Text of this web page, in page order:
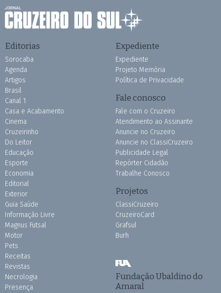
Editorias
Sorocaba
Agenda
Artigos
Brasil
Canal 1
Casa e Acabamento
Cinema
Cruzeirinho
Do Leitor
Educação
Esporte
Economia
Editorial
Exterior
Guia Saúde
Informação Livre
Magnus Futsal
Motor
Pets
Receitas
Revistas
Necrologia
Presença
Expediente
Expediente
Projeto Memória
Política de Privacidade
Fale conosco
Fale com o Cruzeiro
Atendimento ao Assinante
Anuncie no Cruzeiro
Anuncie no ClassiCruzeiro
Publicidade Legal
Repórter Cidadão
Trabalhe Conosco
Projetos
ClassiCruzeiro
CruzeiroCard
Grafsul
Burh
Fundação Ubaldino do
Amaral